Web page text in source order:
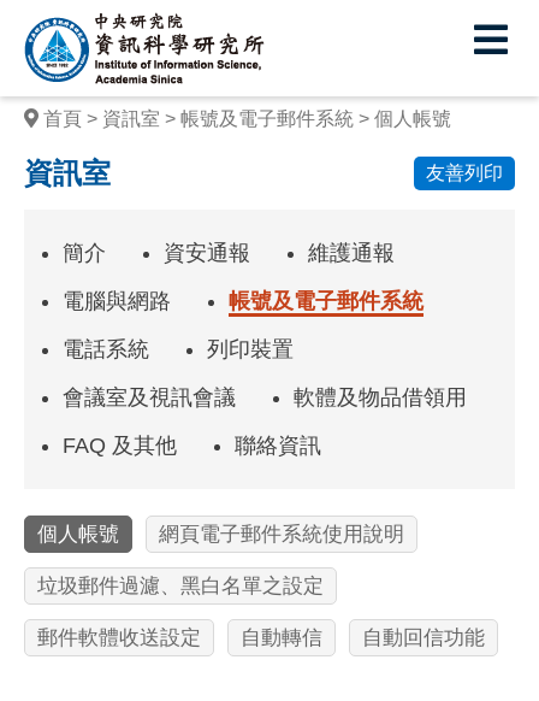
中
央
研
究
院
學
研
究
首頁 資訊室 帳號及電子郵件系統 個人帳號
資訊室 友善列印
簡介 資安通報
維護通報
電腦與網路
帳號及電子郵件系統
電話系統
列印裝置
會議室及視訊會議
軟體及物品借領用
FAQ 及其他
聯絡資訊
個人帳號 網頁電子郵件系統使用說明
垃圾郵件過濾、黑白名單之設定
郵件軟體收送設定 自動轉信 自動回信功能